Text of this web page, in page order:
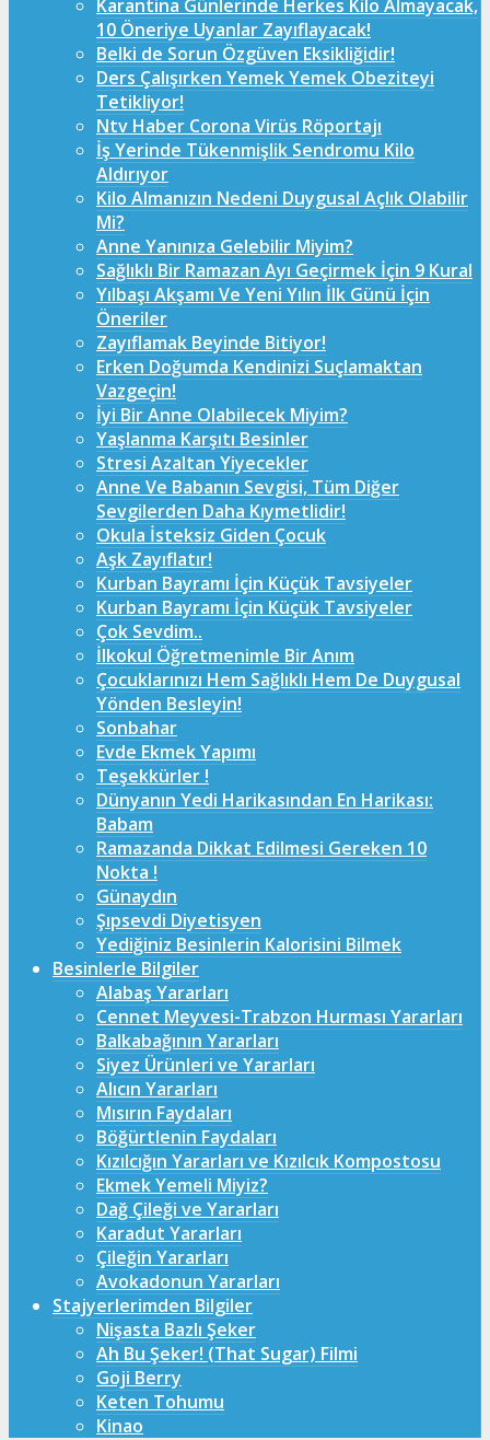
Karantina Günlerinde Herkes Kilo Almayacak,
10 Öneriye Uyanlar Zayıflayacak!
Belki de Sorun Özgüven Eksikliğidir!
Ders Çalışırken Yemek Yemek Obeziteyi
Tetikliyor!
Ntv Haber Corona Virüs Röportajı
İş Yerinde Tükenmişlik Sendromu Kilo
Aldırıyor
Kilo Almanızın Nedeni Duygusal Açlık Olabilir
Mi?
Anne Yanınıza Gelebilir Miyim?
Sağlıklı Bir Ramazan Ayı Geçirmek İçin 9 Kural
Yılbaşı Akşamı Ve Yeni Yılın İlk Günü İçin
Öneriler
Zayıflamak Beyinde Bitiyor!
Erken Doğumda Kendinizi Suçlamaktan
Vazgeçin!
İyi Bir Anne Olabilecek Miyim?
Yaşlanma Karşıtı Besinler
Stresi Azaltan Yiyecekler
Anne Ve Babanın Sevgisi, Tüm Diğer
Sevgilerden Daha Kıymetlidir!
Okula İsteksiz Giden Çocuk
Aşk Zayıflatır!
Kurban Bayramı İçin Küçük Tavsiyeler
Kurban Bayramı İçin Küçük Tavsiyeler
Çok Sevdim..
İlkokul Öğretmenimle Bir Anım
Çocuklarınızı Hem Sağlıklı Hem De Duygusal
Yönden Besleyin!
Sonbahar
Evde Ekmek Yapımı
Teşekkürler !
Dünyanın Yedi Harikasından En Harikası:
Babam
Ramazanda Dikkat Edilmesi Gereken 10
Nokta !
Günaydın
Şıpsevdi Diyetisyen
Yediğiniz Besinlerin Kalorisini Bilmek
Besinlerle Bilgiler
Alabaş Yararları
Cennet Meyvesi-Trabzon Hurması Yararları
Balkabağının Yararları
Siyez Ürünleri ve Yararları
Alıcın Yararları
Mısırın Faydaları
Böğürtlenin Faydaları
Kızılcığın Yararları ve Kızılcık Kompostosu
Ekmek Yemeli Miyiz?
Dağ Çileği ve Yararları
Karadut Yararları
Çileğin Yararları
Avokadonun Yararları
Stajyerlerimden Bilgiler
Nişasta Bazlı Şeker
Ah Bu Şeker! (That Sugar) Filmi
Goji Berry
Keten Tohumu
Kinao